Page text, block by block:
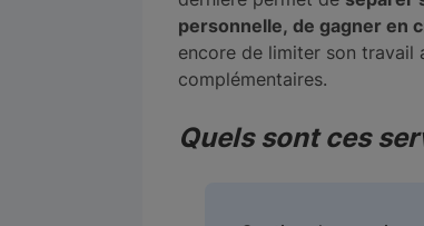
personnelle, de gagner en
encore de limiter son travail
complémentaires.
Quels sont ces